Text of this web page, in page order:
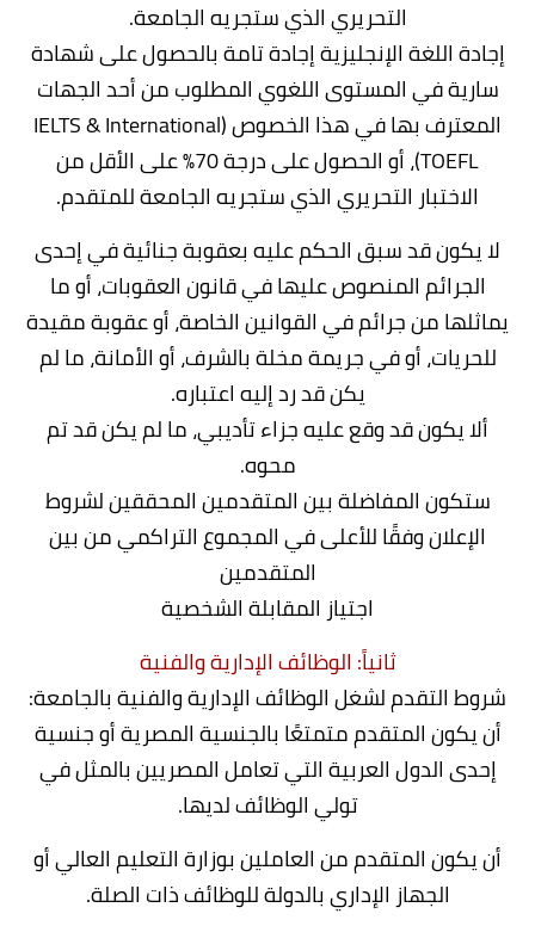
التحريري الذي ستجريه الجامعة.
إجادة اللغة الإنجليزية إجادة تامة بالحصول على شهادة
سارية في المستوى اللغوي المطلوب من أحد الجهات
المعترف بها في هذا الخصوص (IELTS & International
TOEFL)، أو الحصول على درجة 70% على الأقل من
الاختبار التحريري الذي ستجريه الجامعة للمتقدم.
لا يكون قد سبق الحكم عليه بعقوبة جنائية في إحدى
الجرائم المنصوص عليها في قانون العقوبات، أو ما
يماثلها من جرائم في القوانين الخاصة، أو عقوبة مقيدة
للحريات، أو في جريمة مخلة بالشرف، أو الأمانة، ما لم
يكن قد رد إليه اعتباره.
ألا يكون قد وقع عليه جزاء تأديبي، ما لم يكن قد تم
محوه.
ستكون المفاضلة بين المتقدمين المحققين لشروط
الإعلان وفقًا للأعلى في المجموع التراكمي من بين
المتقدمين
اجتياز المقابلة الشخصية
ثانياً: الوظائف الإدارية والفنية
شروط التقدم لشغل الوظائف الإدارية والفنية بالجامعة:
أن يكون المتقدم متمتعًا بالجنسية المصرية أو جنسية
إحدى الدول العربية التي تعامل المصريين بالمثل في
تولي الوظائف لديها.
أن يكون المتقدم من العاملين بوزارة التعليم العالي أو
الجهاز الإداري بالدولة للوظائف ذات الصلة.